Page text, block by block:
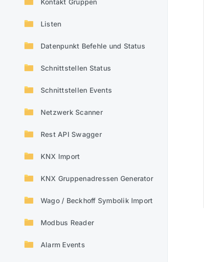
Kontakt Gruppen
Listen
Datenpunkt Befehle und Status
Schnittstellen Status
Schnittstellen Events
Netzwerk Scanner
Rest API Swagger
KNX Import
KNX Gruppenadressen Generator
Wago / Beckhoff Symbolik Import
Modbus Reader
Alarm Events